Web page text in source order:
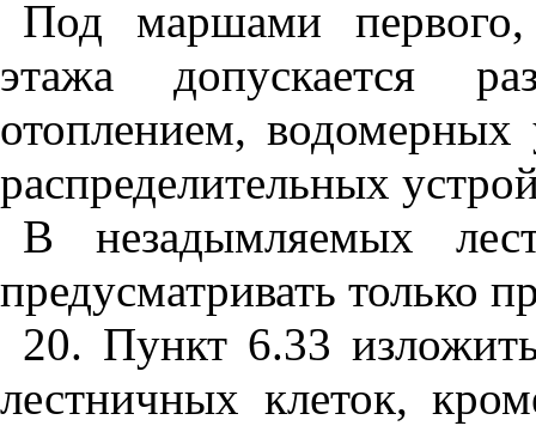
Под маршами первого,
этажа допускается
отоплением, водомерных
распределительных
В незадымляемых
предусматривать только
20. Пункт 6.33
лестничных клеток,